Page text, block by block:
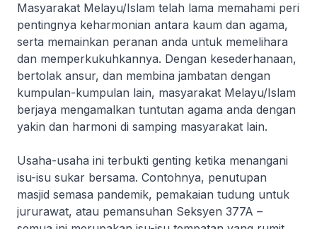
Masyarakat Melayu/Islam telah lama memahami peri
pentingnya keharmonian antara kaum dan agama,
serta memainkan peranan anda untuk memelihara
dan memperkukuhkannya. Dengan kesederhanaan,
bertolak ansur, dan membina jambatan dengan
kumpulan-kumpulan lain, masyarakat Melayu/Islam
berjaya mengamalkan tuntutan agama anda dengan
yakin dan harmoni di samping masyarakat lain.
Usaha-usaha ini terbukti genting ketika menangani
isu-isu sukar bersama. Contohnya, penutupan
masjid semasa pandemik, pemakaian tudung untuk
jururawat, atau pemansuhan Seksyen 377A –